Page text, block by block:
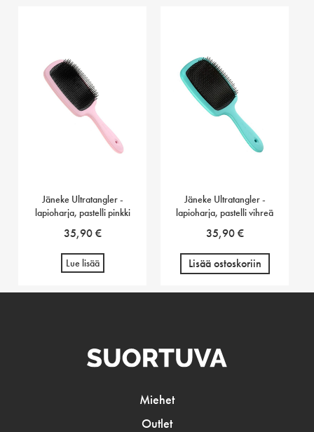
Jäneke Ultratangler -
lapioharja, pastelli pinkki
35,90€
Lue lisää
Jäneke Ultratangler -
lapioharja, pastelli vihreä
35,90€
Lisää ostoskoriin
Miehet
Outlet